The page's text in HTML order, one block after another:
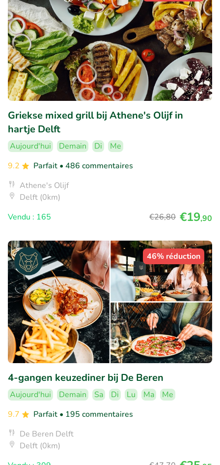
Griekse mixed grill bij Athene's Olijf in
hartje Delft
Aujourd'hui Demain Di
Me
9.2
Parfait • 486 commentaires
Athene's Olijf
Delft (0km)
Vendu : 165
€26,80 €19,90
46% réduction
4-gangen keuzediner bij De Beren
Aujourd'hui Demain Sa Di Lu Ma
Me
9.7
Parfait • 195 commentaires
De Beren Delft
Delft (0km)